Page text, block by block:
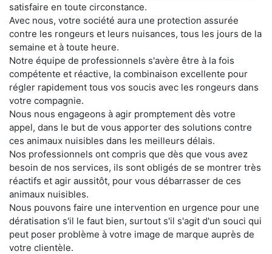
satisfaire en toute circonstance.
Avec nous, votre société aura une protection assurée
contre les rongeurs et leurs nuisances, tous les jours de la
semaine et à toute heure.
Notre équipe de professionnels s'avère être à la fois
compétente et réactive, la combinaison excellente pour
régler rapidement tous vos soucis avec les rongeurs dans
votre compagnie.
Nous nous engageons à agir promptement dès votre
appel, dans le but de vous apporter des solutions contre
ces animaux nuisibles dans les meilleurs délais.
Nos professionnels ont compris que dès que vous avez
besoin de nos services, ils sont obligés de se montrer très
réactifs et agir aussitôt, pour vous débarrasser de ces
animaux nuisibles.
Nous pouvons faire une intervention en urgence pour une
dératisation s'il le faut bien, surtout s'il s'agit d'un souci qui
peut poser problème à votre image de marque auprès de
votre clientèle.